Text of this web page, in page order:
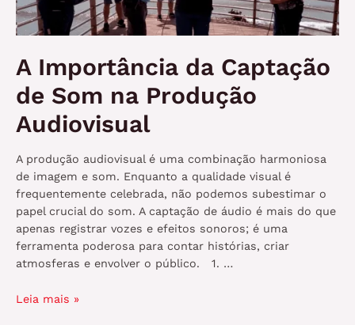
Entretenimento?
A Importância da Captação
de Som na Produção
Audiovisual
A produção audiovisual é uma combinação harmoniosa
de imagem e som. Enquanto a qualidade visual é
frequentemente celebrada, não podemos subestimar o
papel crucial do som. A captação de áudio é mais do que
apenas registrar vozes e efeitos sonoros; é uma
ferramenta poderosa para contar histórias, criar
atmosferas e envolver o público. 1. …
ALeia mais »